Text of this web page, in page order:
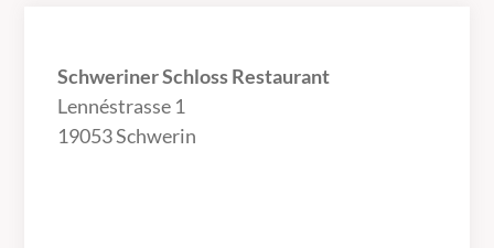
Schweriner Schloss Restaurant
Lennéstrasse 1
19053 Schwerin